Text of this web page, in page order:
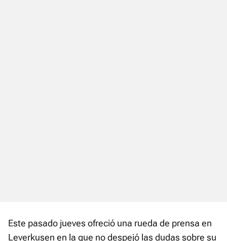
Este pasado jueves ofreció una rueda de prensa en
Leverkusen en la que no despejó las dudas sobre su